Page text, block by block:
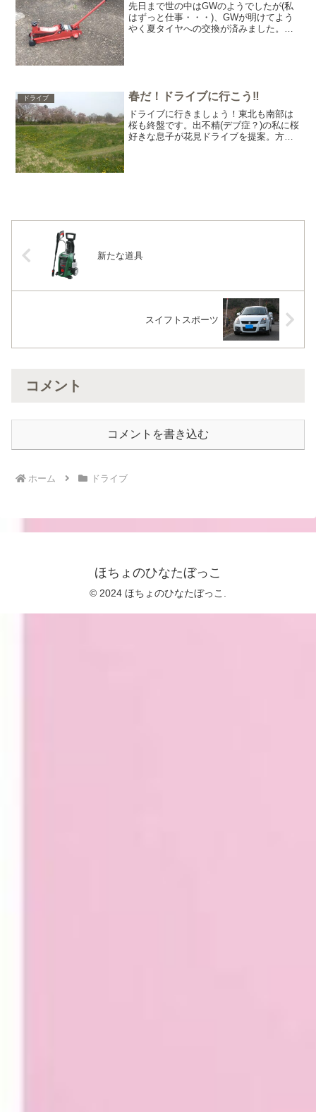
先日まで世の中はGWのようでしたが(私
はずっと仕事・・・)、GWが明けてよう
やく夏タイヤへの交換が済みました。わ
ドライブ 春だ！ドライブに行こう‼
ドライブに行きましょう！東北も南部は
桜も終盤です。出不精(デブ症？)の私に桜
好きな息子が花見ドライブを提案。方向
新たな道具
スイフトスポーツ
コメント
コメントを書き込む
ホーム ドライブ
ほちょのひなたぼっこ
© 2024 ほちょのひなたぼっこ.